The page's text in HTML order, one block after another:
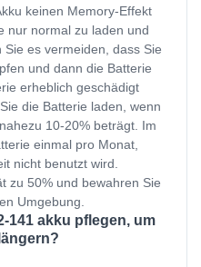
keinen Memory-Effekt
nur normal zu laden und
es vermeiden, dass Sie
und dann die Batterie
erheblich geschädigt
die Batterie laden, wenn
10-20% beträgt. Im
einmal pro Monat,
nicht benutzt wird.
zu 50% und bewahren Sie
Umgebung.
141 akku pflegen, um